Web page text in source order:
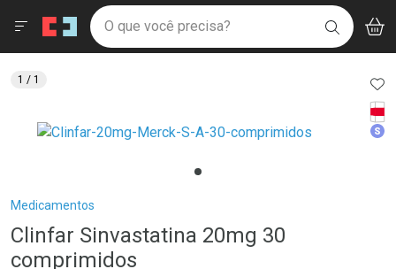
Drogaria São Paulo
Ir direto para a home
pela página
Ir direto para o conteúdo
Ir direto para a busca
Ir direto para a conta
Ir direto para a notificações
Ir direto para o carrinho
Faça a sua busca
O que você precisa? BUSCAR
Menu
Breadcrumb
Medicamentos
Clinfar Sinvastatina 20mg 30
comprimidos
1 / 1